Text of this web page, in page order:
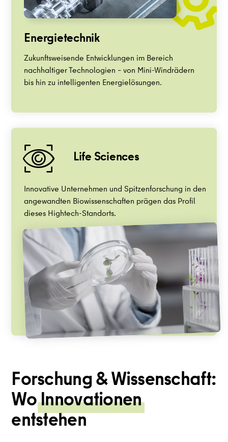
Energietechnik
Zukunftsweisende Entwicklungen im Bereich
nachhaltiger Technologien – von Mini-Windrädern
bis hin zu intelligenten Energielösungen.
Life Sciences
Innovative Unternehmen und Spitzenforschung in den
angewandten Biowissenschaften prägen das Profil
dieses Hightech-Standorts.
Forschung & Wissenschaft:
WoInnovationen
entstehen